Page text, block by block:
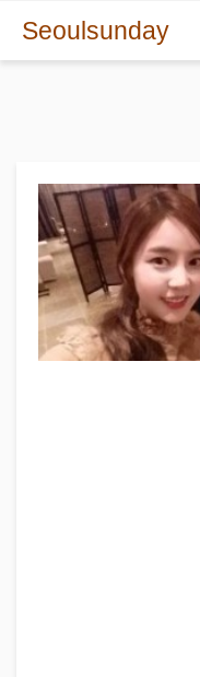
Seoulsunday